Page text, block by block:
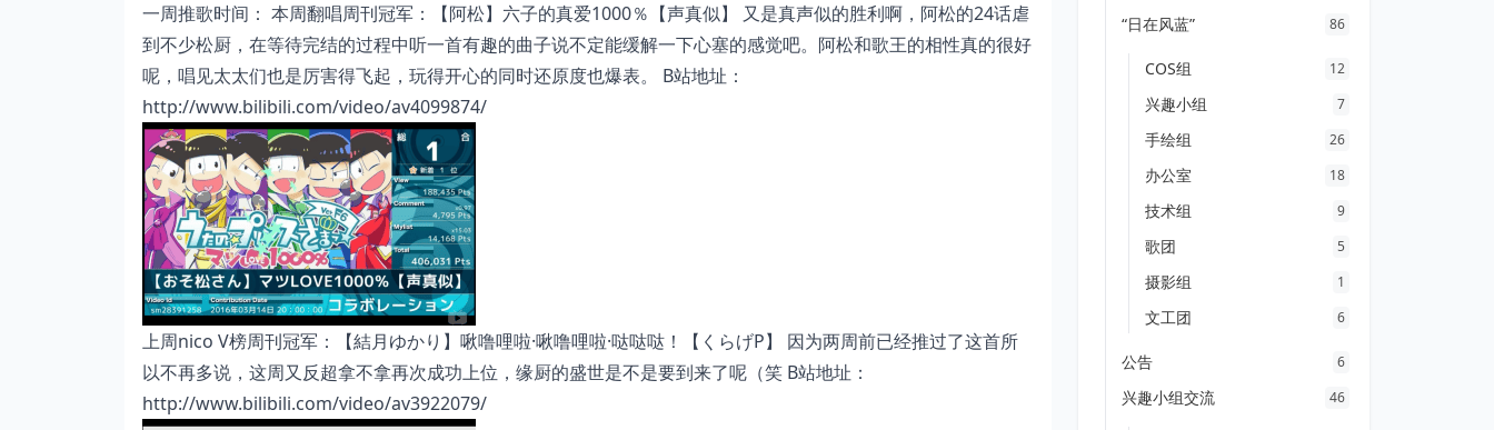
一周推歌时间： 本周翻唱周刊冠军：【阿松】六子的真爱1000％【声真似】 又是真声似的胜利啊，阿松的24话虐
到不少松厨，在等待完结的过程中听一首有趣的曲子说不定能缓解一下心塞的感觉吧。阿松和歌王的相性真的很好
呢，唱见太太们也是厉害得飞起，玩得开心的同时还原度也爆表。 B站地址：
http://www.bilibili.com/video/av4099874/
上周nico V榜周刊冠军：【結月ゆかり】啾噜哩啦·啾噜哩啦·哒哒哒！【くらげP】 因为两周前已经推过了这首所
以不再多说，这周又反超拿不拿再次成功上位，缘厨的盛世是不是要到来了呢（笑 B站地址：
http://www.bilibili.com/video/av3922079/
“日在风蓝” 86
COS组 12
兴趣小组 7
手绘组 26
办公室 18
技术组 9
歌团 5
摄影组 1
文工团 6
公告 6
兴趣小组交流 46